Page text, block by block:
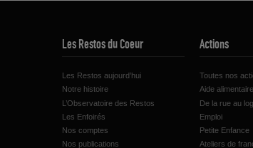
Les Restos du Coeur
Les Restos aujourd’hui
Notre histoire
L’Observatoire des Restos
Les Enfoirés
Nos comptes
Nos publications
Actions
Toutes nos
Aide alimentaire
De la rue au
Emploi
Petite Enfance
Ateliers de